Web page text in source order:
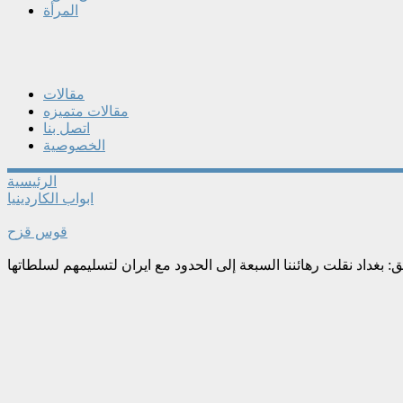
المرأة
مقالات
مقالات متميزه
اتصل بنا
الخصوصية
الرئيسية
ابواب الكاردينيا
قوس قزح
بغداد نقلت رهائننا السبعة إلى الحدود مع ايران لتسليمهم لسلطاتها